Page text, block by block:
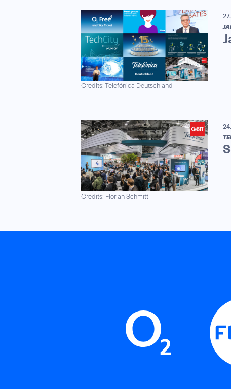
Credits: Telefónica Deutschland
Credits: Florian Schmitt